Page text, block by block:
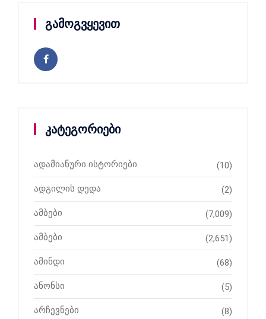
გამოგვყევით
კატეგორიები
ადამიანური ისტორიები (10)
ადგილის დედა (2)
ამბები (7,009)
ამბები (2,651)
ამინდი (68)
ანონსი (5)
არჩევნები (8)